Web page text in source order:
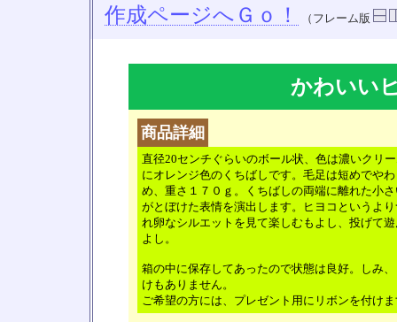
作成ページへＧｏ！ （フレーム版
かわいい
商品詳細
直径20センチぐらいのボール状、色は濃いクリ
にオレンジ色のくちばしです。毛足は短めでや
め、重さ１７０ｇ。くちばしの両端に離れた小
がとぼけた表情を演出します。ヒヨコというよ
れ卵なシルエットを見て楽しむもよし、投げて
よし。
箱の中に保存してあったので状態は良好。しみ
けもありません。
ご希望の方には、プレゼント用にリボンを付け